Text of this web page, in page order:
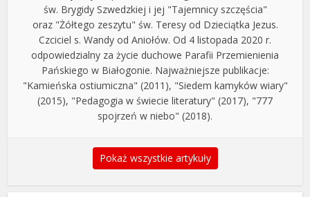
św. Brygidy Szwedzkiej i jej "Tajemnicy szczęścia"
oraz "Żółtego zeszytu" św. Teresy od Dzieciątka Jezus.
Czciciel s. Wandy od Aniołów. Od 4 listopada 2020 r.
odpowiedzialny za życie duchowe Parafii Przemienienia
Pańskiego w Białogonie. Najważniejsze publikacje:
"Kamieńska ostiumiczna" (2011), "Siedem kamyków wiary"
(2015), "Pedagogia w świecie literatury" (2017), "777
spojrzeń w niebo" (2018).
Pokaż wszystkie artykuły